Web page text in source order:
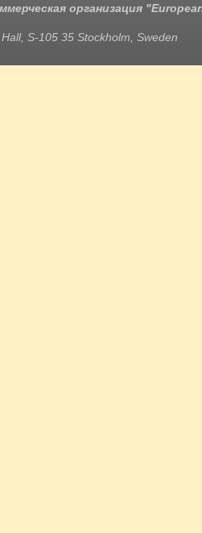
организация
S-105 35 Stockholm, Sweden